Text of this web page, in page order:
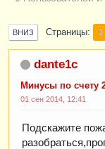
ВНИЗ Страницы 1
dante1c
Минусы по счету
01 сен 2014, 12:41
Подскажите